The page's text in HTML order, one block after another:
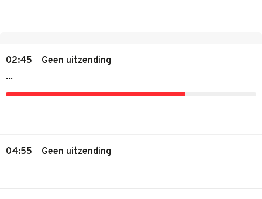
02:45
Geen uitzending
...
04:55 Geen uitzending